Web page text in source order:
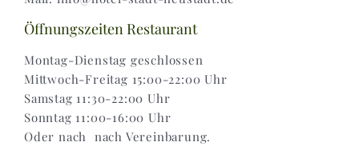
Versand & Lieferung
Öffnungszeiten Restaurant
Montag-Dienstag geschlossen
Mittwoch-Freitag 15:00-22:00 Uhr
Samstag 11:30-22:00 Uhr
Sonntag 11:00-16:00 Uhr
Oder nach nach Vereinbarung.